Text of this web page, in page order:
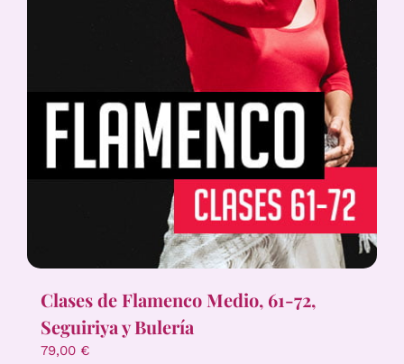
Clases de Flamenco Medio, 61-72,
Seguiriya y Bulería
79,00 €